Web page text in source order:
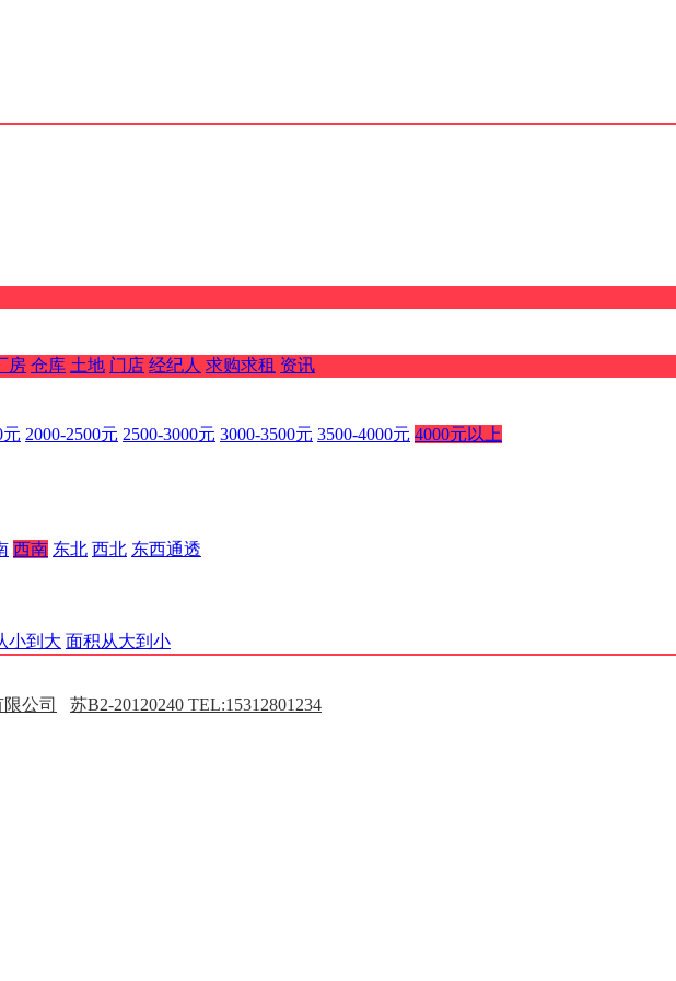
房 仓库 土地 门店 经纪人 求购求租 资讯
元 2000-2500元 2500-3000元 3000-3500元 3500-4000元 4000元以上
西南 东北 西北 东西通透
小到大 面积从大到小
公司 苏B2-20120240 TEL:15312801234